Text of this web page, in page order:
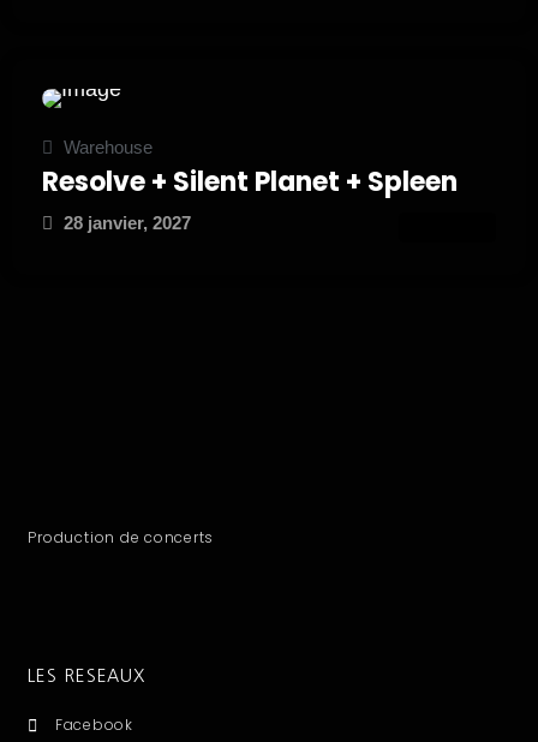
Warehouse
Resolve + Silent Planet + Spleen
28 janvier, 2027
Production de concerts
LES RESEAUX
Facebook